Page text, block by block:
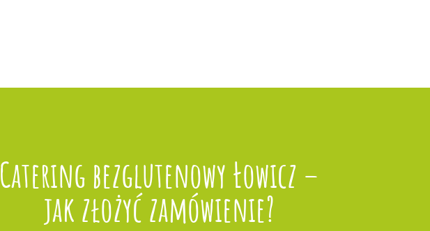
Catering bezglutenowy Łowicz –
jak złożyć zamówienie?